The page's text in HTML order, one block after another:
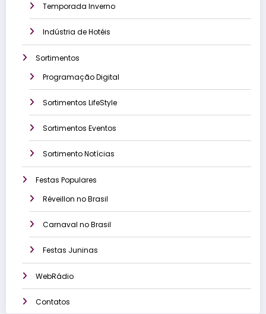
Temporada Inverno
Indústria de Hotéis
Sortimentos
Programação Digital
Sortimentos LifeStyle
Sortimentos Eventos
Sortimento Notícias
Festas Populares
Réveillon no Brasil
Carnaval no Brasil
Festas Juninas
WebRádio
Contatos